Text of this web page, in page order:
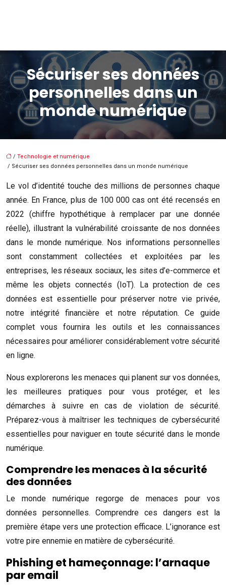
Sécuriser ses données
personnelles dans un
monde numérique
/ Technologie et numérique
/ Sécuriser ses données personnelles dans un monde numérique
Le vol d’identité touche des millions de personnes chaque
année. En France, plus de 100 000 cas ont été recensés en
2022 (chiffre hypothétique à remplacer par une donnée
réelle), illustrant la vulnérabilité croissante de nos données
dans le monde numérique. Nos informations personnelles
sont constamment collectées et exploitées par les
entreprises, les réseaux sociaux, les sites d’e-commerce et
même les objets connectés (IoT). La protection de ces
données est essentielle pour préserver notre vie privée,
notre intégrité financière et notre réputation. Ce guide
complet vous fournira les outils et les connaissances
nécessaires pour améliorer considérablement votre sécurité
en ligne.
Nous explorerons les menaces qui planent sur vos données,
les meilleures pratiques pour vous protéger, et les
démarches à suivre en cas de violation de sécurité.
Préparez-vous à maîtriser les techniques de cybersécurité
essentielles pour naviguer en toute sécurité dans le monde
numérique.
Comprendre les menaces à la sécurité
des données
Le monde numérique regorge de menaces pour vos
données personnelles. Comprendre ces dangers est la
première étape vers une protection efficace. L’ignorance est
votre pire ennemie en matière de cybersécurité.
Phishing et hameçonnage: l’arnaque
par email